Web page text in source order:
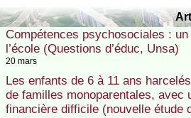
Compétences psychosociales :
l’école (Questions d’éduc, Unsa)
20 mars
Les enfants de 6 à 11 ans
de familles monoparentales, avec
financière difficile (nouvelle étude